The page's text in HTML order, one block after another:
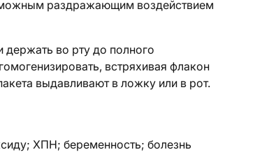
раздражающим воздействием
держать во рту до полного
встряхивая флакон
выдавливают в ложку или в рот.
ХПН; беременность; болезнь